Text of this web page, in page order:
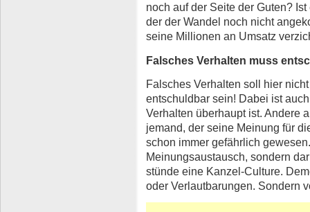
noch auf der Seite der Guten?
der der Wandel noch nicht
seine Millionen an Umsatz
Falsches Verhalten muss
Falsches Verhalten soll hier
entschuldbar sein! Dabei ist
Verhalten überhaupt ist. Andere
jemand, der seine Meinung für
schon immer gefährlich
Meinungsaustausch, sondern
stünde eine Kanzel-Culture.
oder Verlautbarungen. Sondern